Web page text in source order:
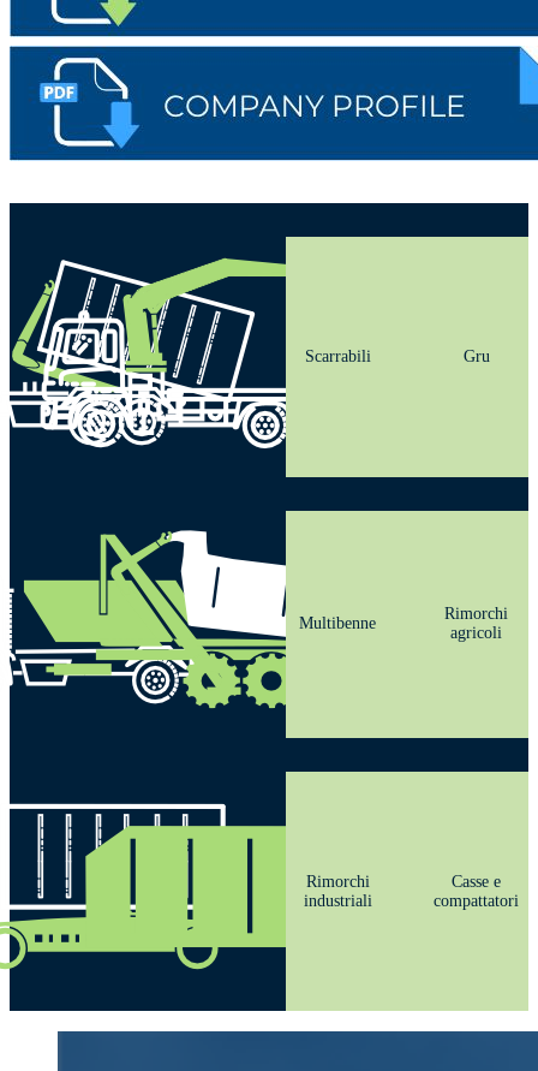
Scarrabili Gru
Multibenne
Rimorchi
agricoli
Rimorchi
industriali
Casse e
compattatori